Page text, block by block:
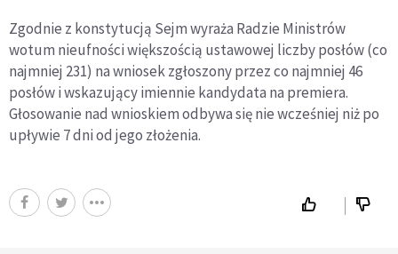
Zgodnie z konstytucją Sejm wyraża Radzie Ministrów
wotum nieufności większością ustawowej liczby posłów (co
najmniej 231) na wniosek zgłoszony przez co najmniej 46
posłów i wskazujący imiennie kandydata na premiera.
Głosowanie nad wnioskiem odbywa się nie wcześniej niż po
upływie 7 dni od jego złożenia.